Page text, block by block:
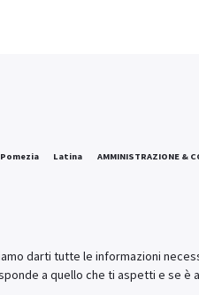
Pomezia Latina AMMINISTRAZIONE &
darti tutte le informazioni
a quello che ti aspetti e se è